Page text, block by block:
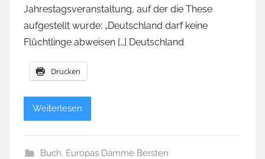
Jahrestagsveranstaltung, auf der die These
aufgestellt wurde: „Deutschland darf keine
Flüchtlinge abweisen […] Deutschland
Drucken
Weiterlesen
Buch, Europas Dämme Bersten